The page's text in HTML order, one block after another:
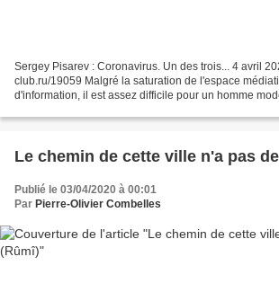
Sergey Pisarev : Coronavirus. Un des trois... 4 avril
club.ru/19059 Malgré la saturation de l'espace
d'information, il est assez difficile pour un homme
Le chemin de cette ville n'a pas
Publié le 03/04/2020 à 00:01
Par Pierre-Olivier Combelles